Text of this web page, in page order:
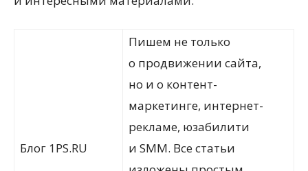
Блог 1PS.RU
Пишем не только
о продвижении сайта,
но и о контент-
маркетинге, интернет-
рекламе, юзабилити
и SMM. Все статьи